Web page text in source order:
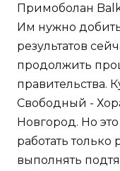
Примоболан
Им нужно
результатов
продолжить
правительства.
Свободный -
Новгород. Но
работать только
выполнять